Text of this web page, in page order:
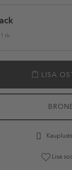
tk.
LISA
Lisa